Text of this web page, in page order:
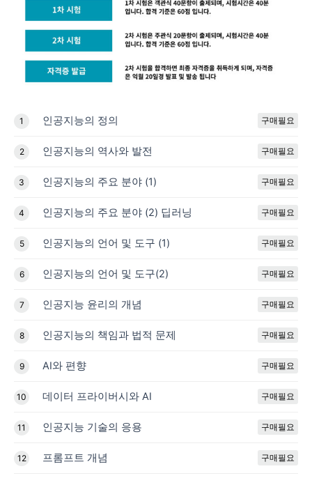
1 인공지능의 정의 구매필요
2 인공지능의 역사와 발전 구매필요
3 인공지능의 주요 분야 (1) 구매필요
4 인공지능의 주요 분야 (2) 딥러닝 구매필요
5 인공지능의 언어 및 도구 (1) 구매필요
6 인공지능의 언어 및 도구(2) 구매필요
7 인공지능 윤리의 개념 구매필요
8 인공지능의 책임과 법적 문제 구매필요
9 AI와 편향 구매필요
10 데이터 프라이버시와 AI 구매필요
11 인공지능 기술의 응용 구매필요
12 프롬프트 개념 구매필요